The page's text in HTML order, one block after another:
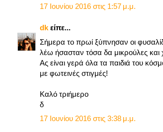
17 Ιουνίου 2016 στις 1:57 μ.μ.
dk είπε...
Σήμερα το πρωί ξύπνησαν οι
λέω ήσασταν τόσα δα μικρούλες και
Ας είναι γερά όλα τα παιδιά του
με φωτεινές στιγμές!
Καλό τριήμερο
δ
17 Ιουνίου 2016 στις 3:38 μ.μ.